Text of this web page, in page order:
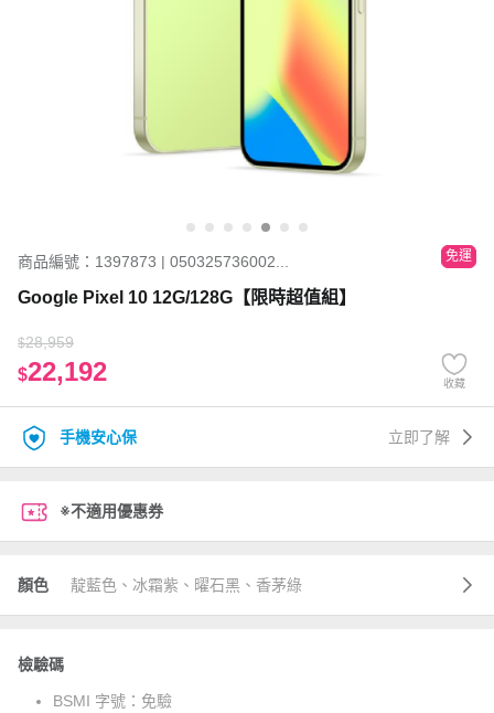
商品編號：1397873 | 050325736002... 免運
Google Pixel 10 12G/128G【限時超值組】
$28,959
$22,192 收藏
手機安心保 立即了解
※不適用優惠券
顏色 靛藍色、冰霜紫、曜石黑、香茅綠
檢驗碼
BSMI 字號： 免驗